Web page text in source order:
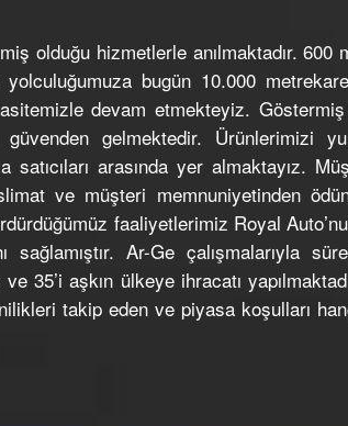
olduğu hizmetlerle anılmaktadır. 600
bugün 10.000
devam etmekteyiz.
gelmektedir. Ürünlerimizi
arasında yer almaktayız.
ve müşteri memnuniyetinden
faaliyetlerimiz Royal
Ar-Ge çalışmalarıyla
aşkın ülkeye ihracatı
takip eden ve piyasa koşulları